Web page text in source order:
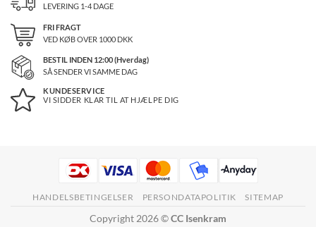
LEVERING 1-4 DAGE
FRI FRAGT
VED KØB OVER 1000DKK
BESTIL INDEN 12:00 (Hverdag)
SÅ SENDER VI SAMME DAG
KUNDESERVICE
VI SIDDER KLAR TIL AT HJÆLPE DIG
HANDELSBETINGELSER PERSONDATAPOLITIK SITEMAP
Copyright 2026 ©CC Isenkram